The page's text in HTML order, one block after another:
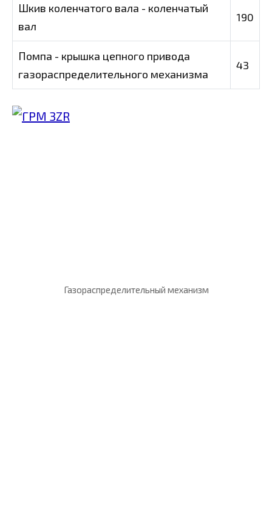
Шкив коленчатого вала - коленчатый
вал
190
Помпа - крышка цепного привода
газораспределительного механизма
43
Газораспределительный механизм